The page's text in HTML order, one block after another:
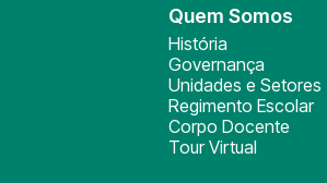
Quem Somos
História
Governança
Unidades e Setores
Regimento Escolar
Corpo Docente
Tour Virtual